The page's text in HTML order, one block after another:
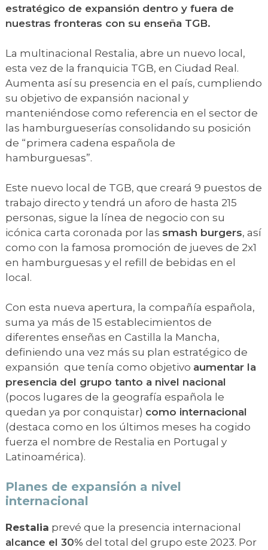
estratégico de expansión dentro y fuera de
nuestras fronteras con su enseña TGB.
La multinacional Restalia, abre un nuevo local,
esta vez de la franquicia TGB, en Ciudad Real.
Aumenta así su presencia en el país, cumpliendo
su objetivo de expansión nacional y
manteniéndose como referencia en el sector de
las hamburgueserías consolidando su posición
de “primera cadena española de
hamburguesas”.
Este nuevo local de TGB, que creará 9 puestos de
trabajo directo y tendrá un aforo de hasta 215
personas, sigue la línea de negocio con su
icónica carta coronada por las smash burgers, así
como con la famosa promoción de jueves de 2x1
en hamburguesas y el refill de bebidas en el
local.
Con esta nueva apertura, la compañía española,
suma ya más de 15 establecimientos de
diferentes enseñas en Castilla la Mancha,
definiendo una vez más su plan estratégico de
expansión que tenía como objetivo aumentar la
presencia del grupo tanto a nivel nacional
(pocos lugares de la geografía española le
quedan ya por conquistar) como internacional
(destaca como en los últimos meses ha cogido
fuerza el nombre de Restalia en Portugal y
Latinoamérica).
Planes de expansión a nivel
internacional
Restalia prevé que la presencia internacional
alcance el 30% del total del grupo este 2023. Por